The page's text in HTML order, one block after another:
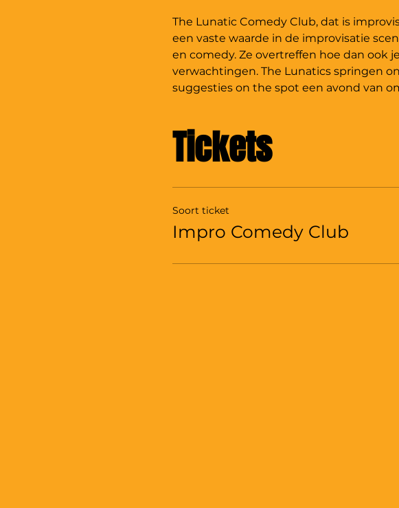
The Lunatic Comedy Club, dat is
een vaste waarde in de improvisatie
en comedy. Ze overtreffen hoe dan ook
verwachtingen. The Lunatics springen
suggesties on the spot een avond van
Tickets
Soort ticket
Impro Comedy Club